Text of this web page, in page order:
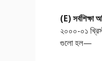
(E)
২০০০-০১
গুলো হল—